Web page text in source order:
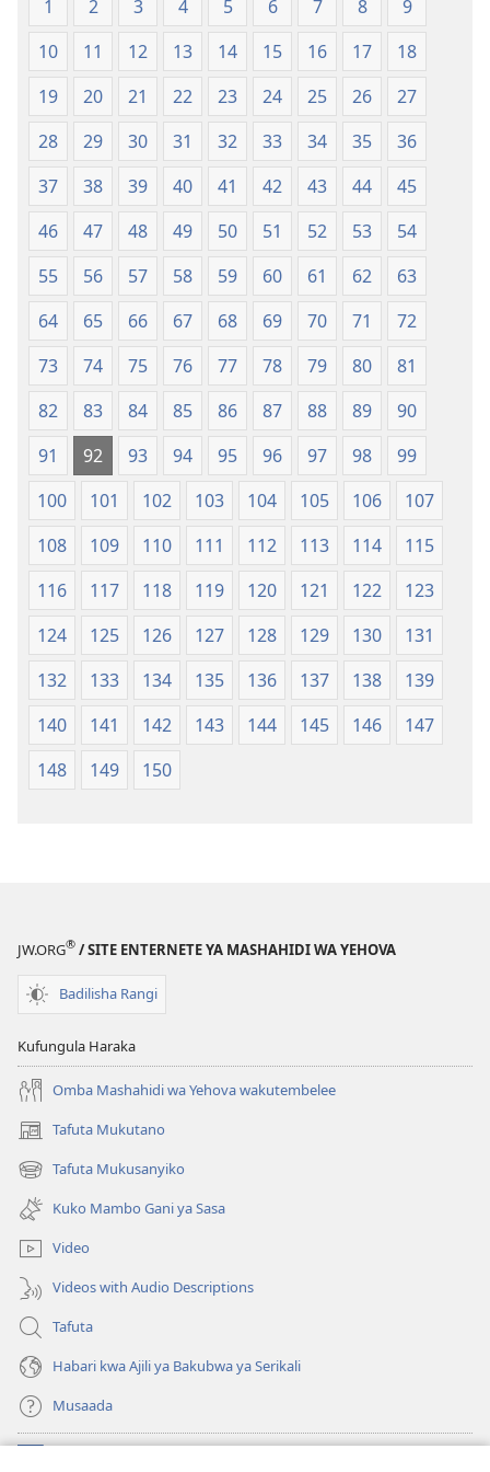
Ilirekebishwa
ya
2018)
Ilirekebishwa
ya
2018)
1 2 3 4 5 6 7 8
9
10
11 12 13 14 15 16 17
18
19
20 21 22 23 24 25 26
27
28
29 30 31 32 33 34 35
36
37
38 39 40 41 42 43 44
45
46
47 48 49 50 51 52 53
54
55
56 57 58 59 60 61 62
63
64
65 66 67 68 69 70 71
72
73
74 75 76 77 78 79 80
81
82
83 84 85 86 87 88 89
90
91
92 93 94 95 96 97 98
99
100
101 102 103 104 105 106
107
108
109 110 111 112 113 114
115
116
117 118 119 120 121 122
123
124
125 126 127 128 129 130
131
132
133 134 135 136 137 138
139
140
141 142 143 144 145 146
147
148
149 150
JW.ORG® / SITE ENTERNETE YA MASHAHIDI WA YEHOVA
Badilisha Rangi
Kufungula Haraka
Omba Mashahidi wa Yehova wakutembelee
Tafuta Mukutano
(opens
new
window)
Tafuta Mukusanyiko
(opens
new
window)
Kuko Mambo Gani ya Sasa
Video
Videos with Audio Descriptions
Tafuta
Habari kwa Ajili ya Bakubwa ya Serikali
Musaada